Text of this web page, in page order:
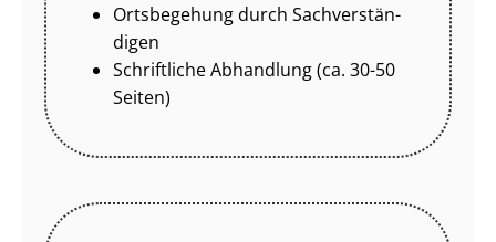
Ortsbegehung durch Sach­ver­stän­
di­gen
Schriftliche Abhandlung (ca. 30-50
Seiten)